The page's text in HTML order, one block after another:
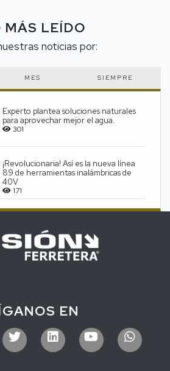
MÁS LEÍDO
noticias por:
MES SIEMPRE
Experto plantea soluciones naturales
para aprovechar mejor el agua.
301
¡Revolucionaria! Así es la nueva línea
89 de herramientas inalámbricas de
40V
171
EN